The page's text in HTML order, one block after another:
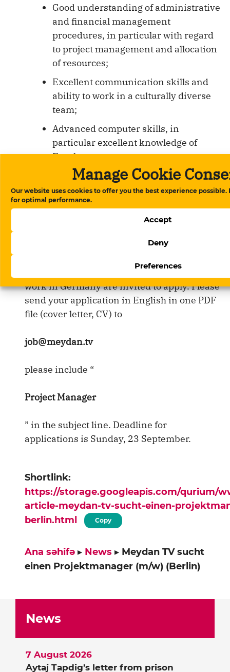
Manage Cookie
Our website uses cookies to offer you the best experience possible.
for optimal performance.
Accept
Deny
Preferences
Good understanding of administrative
and financial management
procedures, in particular with regard
to project management and allocation
of resources;
Excellent communication skills and
ability to work in a culturally diverse
team;
Advanced computer skills, in
particular excellent knowledge of
Excel;
Fluent in Azeri or Turkish and
English, knowledge of German is an
asset.
Only candidates who have permission to
work in Germany are invited to apply. Please
send your application in English in one PDF
file (cover letter, CV) to
job@meydan.tv
please include “
Project Manager
” in the subject line. Deadline for
applications is Sunday, 23 September.
Shortlink:
https://storage.googleapis.com/qurium/
article-meydan-tv-sucht-einen-
berlin.html
Copy
Ana səhifə ▸ News ▸ Meydan TV sucht
einen Projektmanager (m/w) (Berlin)
News
Aytaj Tapdig’s letter from prison
7 August 2026